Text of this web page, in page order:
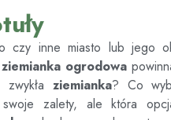
czy inne miasto lub jego
ziemianka ogrodowa
ziemianka? Co
zalety, ale która